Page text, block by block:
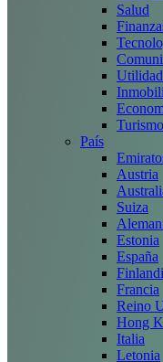
Salud
Turismo
País
Austria
Suiza
Estonia
España
Francia
Reino
Hong
Italia
Letonia